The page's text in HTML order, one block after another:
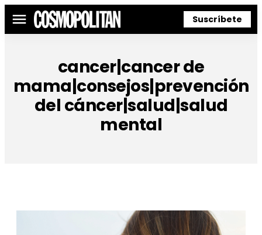
Menú Suscríbete
cancer|cancer de
mama|consejos|prevención
del cáncer|salud|salud
mental